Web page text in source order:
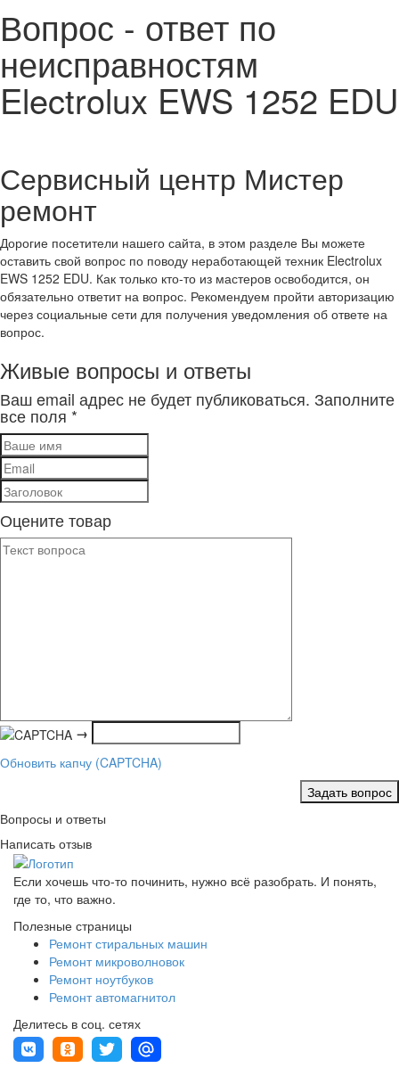
Вопрос - ответ по
неисправностям
Electrolux EWS 1252 EDU
Сервисный центр Мистер
ремонт
Дорогие посетители нашего сайта, в этом разделе Вы можете
оставить свой вопрос по поводу неработающей техник Electrolux
EWS 1252 EDU. Как только кто-то из мастеров освободится, он
обязательно ответит на вопрос. Рекомендуем пройти авторизацию
через социальные сети для получения уведомления об ответе на
вопрос.
Живые вопросы и ответы
Ваш email адрес не будет публиковаться. Заполните
все поля *
Оцените товар
→
Обновить капчу (CAPTCHA)
Задать вопрос
Вопросы и ответы
Написать отзыв
Если хочешь что-то починить, нужно всё разобрать. И понять,
где то, что важно.
Полезные страницы
Ремонт стиральных машин
Ремонт микроволновок
Ремонт ноутбуков
Ремонт автомагнитол
Делитесь в соц. сетях